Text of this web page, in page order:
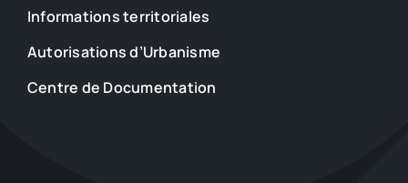
Informations territoriales
Autorisations d’Urbanisme
Centre de Documentation